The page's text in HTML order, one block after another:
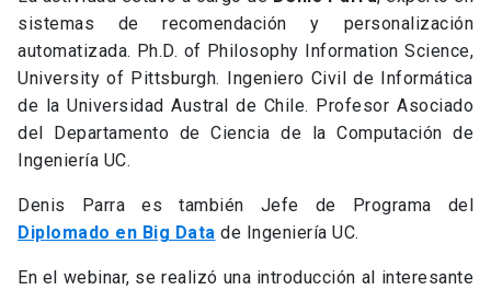
sistemas de recomendación y personalización
automatizada. Ph.D. of Philosophy Information Science,
University of Pittsburgh. Ingeniero Civil de Informática
de la Universidad Austral de Chile. Profesor Asociado
del Departamento de Ciencia de la Computación de
Ingeniería UC.
Denis Parra es también Jefe de Programa del
Diplomado en Big Data de Ingeniería UC.
En el webinar, se realizó una introducción al interesante